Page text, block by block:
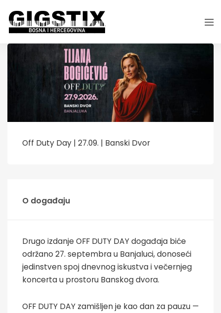
Off Duty Day | 27.09. | Banski Dvor
O događaju
Drugo izdanje OFF DUTY DAY događaja biće
održano 27. septembra u Banjaluci, donoseći
jedinstven spoj dnevnog iskustva i večernjeg
koncerta u prostoru Banskog dvora.
OFF DUTY DAY zamišljen je kao dan za pauzu —